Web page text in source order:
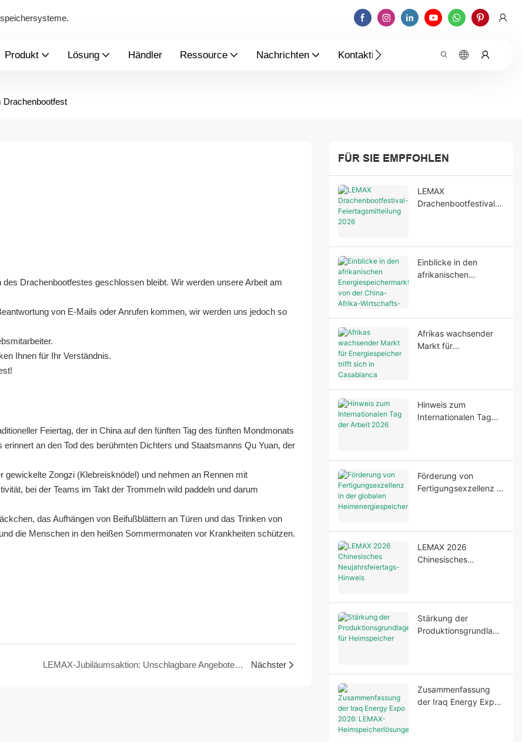
Produkt Lösung Händler Ressource Nachrichten Kontaktieren Sie Uns
Drachenbootfest
Drachenbootfestes geschlossen bleibt. Wir werden unsere Arbeit am
von E-Mails oder Anrufen kommen, wir werden uns jedoch so
Ihnen für Ihr Verständnis.
Feiertag, der in China auf den fünften Tag des fünften Mondmonats
an den Tod des berühmten Dichters und Staatsmanns Qu Yuan, der
Zongzi (Klebreisknödel) und nehmen an Rennen mit
bei der Teams im Takt der Trommeln wild paddeln und darum
das Aufhängen von Beifußblättern an Türen und das Trinken von
die Menschen in den heißen Sommermonaten vor Krankheiten schützen.
LEMAX-Jubiläumsaktion: Unschlagbare Angebote für Lithiumbatterieprodukte Nächster
FÜR SIE EMPFOHLEN
LEMAX
Drachenbootfestival-
Einblicke in den
afrikanischen
Marokko 2026
Afrikas wachsender
Markt für
Hinweis zum
Internationalen Tag
Förderung von
Fertigungsexzellenz in
LEMAX 2026
Chinesisches
Stärkung der
Produktionsgrundlage
Zusammenfassung
der Iraq Energy Expo